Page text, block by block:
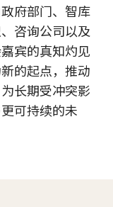
府部门、智库
咨询公司以及
宾的真知灼见
的起点，推动
长期受冲突影
可持续的未